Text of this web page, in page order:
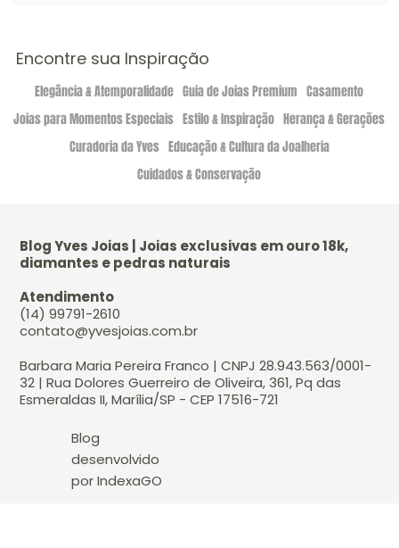
Encontre sua Inspiração
Elegância & Atemporalidade Guia de Joias Premium Casamento
Joias para Momentos Especiais Estilo & Inspiração Herança & Gerações
Curadoria da Yves Educação & Cultura da Joalheria
Cuidados & Conservação
Blog Yves Joias | Joias exclusivas em ouro 18k,
diamantes e pedras naturais
Atendimento
(14) 99791-2610
contato@yvesjoias.com.br
Barbara Maria Pereira Franco | CNPJ 28.943.563/0001-
32 | Rua Dolores Guerreiro de Oliveira, 361, Pq das
Esmeraldas II, Marília/SP - CEP 17516-721
Blog
desenvolvido
por IndexaGO